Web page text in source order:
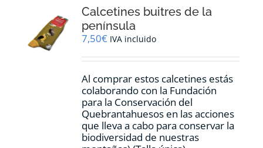
Calcetines buitres de la
península
7,50€ IVA incluido
Al comprar estos calcetines estás
colaborando con la Fundación
para la Conservación del
Quebrantahuesos en las acciones
que lleva a cabo para conservar la
biodiversidad de nuestras